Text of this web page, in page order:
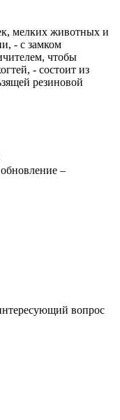
мелких животных и
- с замком
чтобы
- состоит из
резиновой
–
вопрос